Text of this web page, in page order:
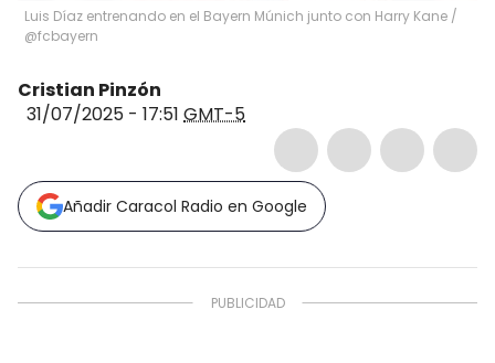
Luis Díaz entrenando en el Bayern Múnich junto con Harry Kane /
@fcbayern
Cristian Pinzón
31/07/2025 - 17:51 GMT-5
Añadir Caracol Radio en Google